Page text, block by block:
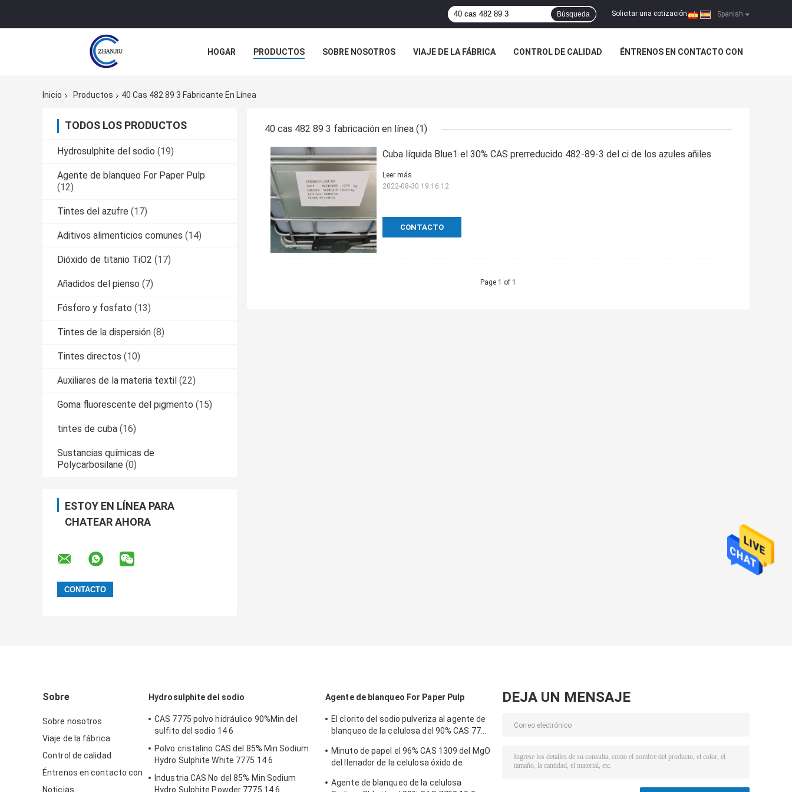
Spanish
Solicitar una cotización |
Búsqueda
HOGAR PRODUCTOS SOBRE NOSOTROS VIAJE DE LA FÁBRICA CONTROL DE CALIDAD ÉNTRENOS EN CONTACTO CON
Inicio
Productos 40 Cas 482 89 3 Fabricante En Línea
TODOS LOS PRODUCTOS
Hydrosulphite del sodio (19)
Agente de blanqueo For Paper Pulp
(12)
Tintes del azufre (17)
Aditivos alimenticios comunes (14)
Dióxido de titanio TiO2 (17)
Añadidos del pienso (7)
Fósforo y fosfato (13)
Tintes de la dispersión (8)
Tintes directos (10)
Auxiliares de la materia textil (22)
Goma fluorescente del pigmento (15)
tintes de cuba (16)
Sustancias químicas de
Polycarbosilane (0)
ESTOY EN LÍNEA PARA
CHATEAR AHORA
40 cas 482 89 3 fabricación en línea (1)
Cuba líquida Blue1 el 30% CAS prerreducido 482-89-3 del ci de los azules añiles
CONTACTO
Leer más
2022-08-30 19:16:12
Page 1 of 1
Sobre
Sobre nosotros
Viaje de la fábrica
Control de calidad
Éntrenos en contacto con
Noticias
Hydrosulphite del sodio
CAS 7775 polvo hidráulico 90%Min del
sulfito del sodio 14 6
Polvo cristalino CAS del 85% Min Sodium
Hydro Sulphite White 7775 14 6
Industria CAS No del 85% Min Sodium
Hydro Sulphite Powder 7775 14 6
Agente de blanqueo For Paper Pulp
El clorito del sodio pulveriza al agente de
blanqueo de la celulosa del 90% CAS 7758
Minuto de papel el 96% CAS 1309 del MgO
del llenador de la celulosa óxido de
Agente de blanqueo de la celulosa
DEJA UN MENSAJE